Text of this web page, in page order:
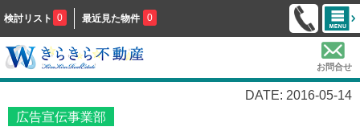
検討リスト 0 最近見た物件 0
お問合せ
DATE: 2016-05-14
広告宣伝事業部